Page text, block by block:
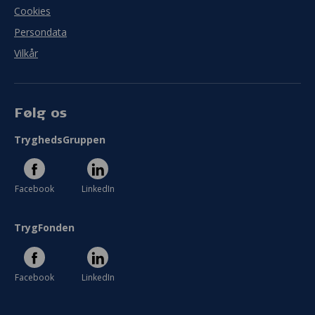
Cookies
Persondata
Vilkår
Følg os
TryghedsGruppen
Facebook LinkedIn
TrygFonden
Facebook LinkedIn